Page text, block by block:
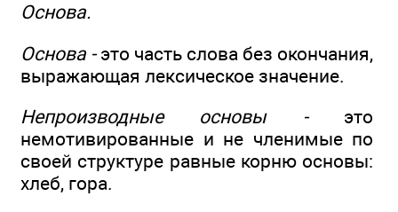
Основа.
Основа -это часть слова без окончания,
выражающая лексическое значение.
Непроизводные основы -это
немотивированные и не членимые по
своей структуре равные корню основы:
хлеб, гора.